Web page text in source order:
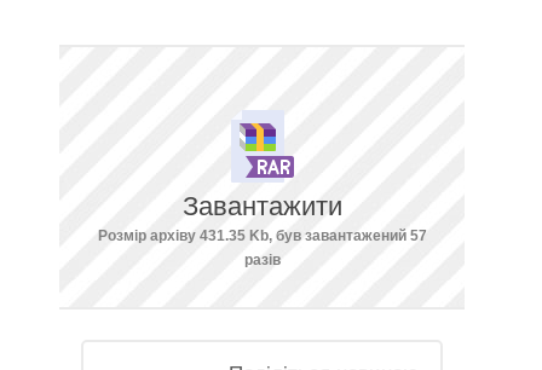
Завантажити
Розмір архіву 431.35 Kb, був завантажений 57
разів